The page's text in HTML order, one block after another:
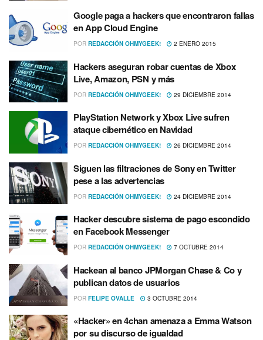
Google paga a hackers que encontraron fallas
en App Cloud Engine
POR REDACCIÓN OHMYGEEK! 2 ENERO 2015
Hackers aseguran robar cuentas de Xbox
Live, Amazon, PSN y más
POR REDACCIÓN OHMYGEEK! 29 DICIEMBRE 2014
PlayStation Network y Xbox Live sufren
ataque cibernético en Navidad
POR REDACCIÓN OHMYGEEK! 26 DICIEMBRE 2014
Siguen las filtraciones de Sony en Twitter
pese a las advertencias
POR REDACCIÓN OHMYGEEK! 24 DICIEMBRE 2014
Hacker descubre sistema de pago escondido
en Facebook Messenger
POR REDACCIÓN OHMYGEEK! 7 OCTUBRE 2014
Hackean al banco JPMorgan Chase & Co y
publican datos de usuarios
POR FELIPE OVALLE 3 OCTUBRE 2014
«Hacker» en 4chan amenaza a Emma Watson
por su discurso de igualdad